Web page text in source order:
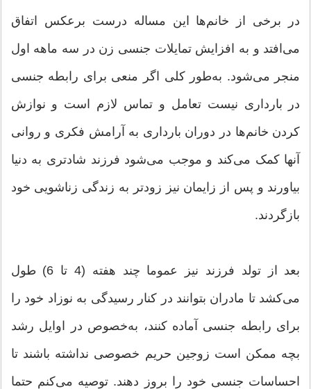
در برخی از خانم‌ها این مساله درست برعکس اتفاق
می‌افتد و به افزایش تمایلات جنسی زن در سه ماهه اول
منجر می‌شود. به‌طور کلی اگر منعی برای رابطه جنسی
در بارداری نیست تعامل و تماس لازم است و نوازش
کردن خانم‌ها در دوران بارداری به آرامش فکری و روانی
آنها کمک می‌کند و موجب می‌شود فرزند شادتری به دنیا
بیاورند و پس از زایمان نیز زودتر به زندگی زناشویی خود
بازگردند.
بعد از تولد فرزند نیز عموما چند هفته (4 تا 6) طول
می‌کشد تا مادران بتوانند در کنار رسیدگی به نوزاد خود را
برای رابطه جنسی آماده کنند، به‌خصوص در اوایل رشد
بچه ممکن است زوجین حریم خصوصی نداشته باشند تا
احساسات جنسی خود را بروز دهند. توصیه می‌کنم حتما